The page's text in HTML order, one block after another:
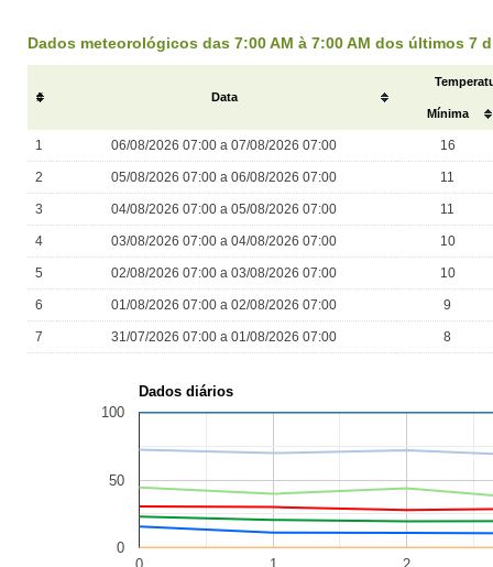
Dados meteorológicos das 7:00 AM à 7:00 AM dos últimos 7
# Data
Mínima
1 06/08/2026 07:00 a 07/08/2026 07:00 16
2 05/08/2026 07:00 a 06/08/2026 07:00 11
3 04/08/2026 07:00 a 05/08/2026 07:00 11
4 03/08/2026 07:00 a 04/08/2026 07:00 10
5 02/08/2026 07:00 a 03/08/2026 07:00 10
6 01/08/2026 07:00 a 02/08/2026 07:00 9
7 31/07/2026 07:00 a 01/08/2026 07:00 8
Dados diários
0
50
100